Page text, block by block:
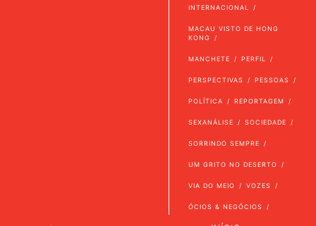
INTERNACIONAL
MACAU VISTO DE HONG
KONG
MANCHETE PERFIL
PERSPECTIVAS PESSOAS
POLÍTICA REPORTAGEM
SEXANÁLISE SOCIEDADE
SORRINDO SEMPRE
UM GRITO NO DESERTO
VIA DO MEIO VOZES
ÓCIOS & NEGÓCIOS